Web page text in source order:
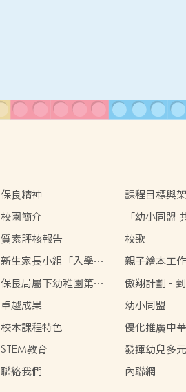
保良精神
課程目標與
校園簡介
「幼小同盟 共享
能」
質素評核報告
校歌
新生家長小組「入學前
調節生活習慣及心理準
備」
親子繪本工
保良局屬下幼稚園第七
屆聯校水運會
傲翔計劃 -
康服務
卓越成果
幼小同盟
校本課程特色
優化推廣中
術津貼
STEM教育
發揮幼兒多
聯絡我們 內聯網